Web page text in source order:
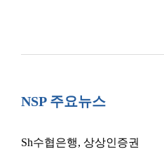
NSP 주요뉴스
Sh수협은행, 상상인증권